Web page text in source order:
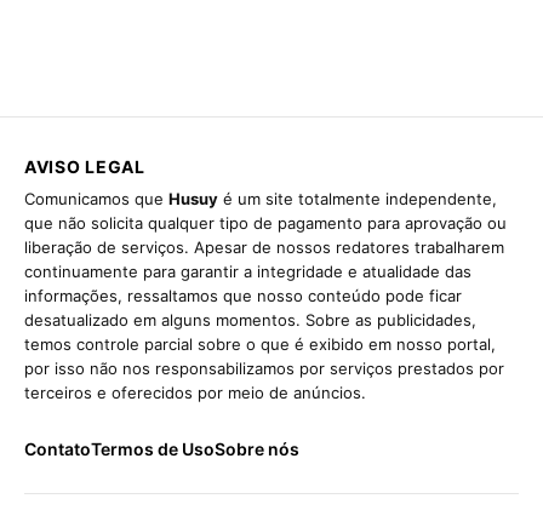
AVISO LEGAL
Comunicamos que Husuy é um site totalmente independente,
que não solicita qualquer tipo de pagamento para aprovação ou
liberação de serviços. Apesar de nossos redatores trabalharem
continuamente para garantir a integridade e atualidade das
informações, ressaltamos que nosso conteúdo pode ficar
desatualizado em alguns momentos. Sobre as publicidades,
temos controle parcial sobre o que é exibido em nosso portal,
por isso não nos responsabilizamos por serviços prestados por
terceiros e oferecidos por meio de anúncios.
ContatoTermos de UsoSobre nós